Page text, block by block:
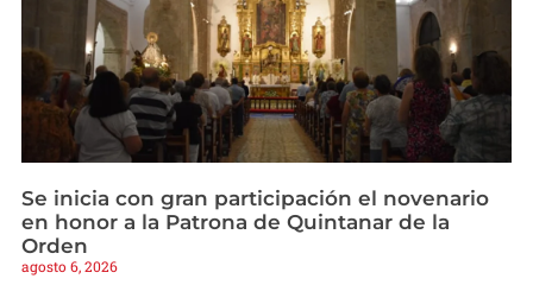
Se inicia con gran participación el novenario
en honor a la Patrona de Quintanar de la
Orden
agosto 6, 2026